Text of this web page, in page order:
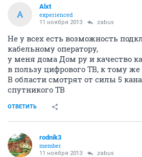
A
Alxt
experienced
11 ноября 2013 zabus
Не у всех есть возможность
кабельному оператору,
у меня дома Дом ру и качество
в пользу цифрового ТВ, к тому же
В области смотрят от силы 5
спутникого ТВ
ОТВЕТИТЬ
rodnik3
member
11 ноября 2013 zabus